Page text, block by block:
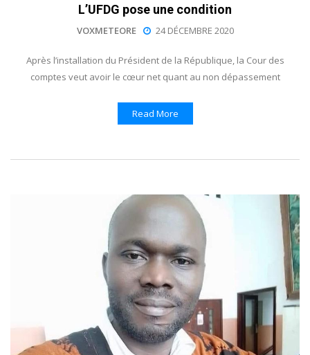
L’UFDG pose une condition
VOXMETEORE 24 DÉCEMBRE 2020
Après l’installation du Président de la République, la Cour des
comptes veut avoir le cœur net quant au non dépassement
Read More